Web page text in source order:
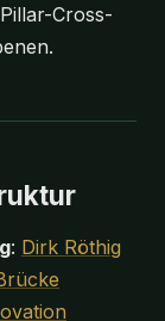
Cross-
: Dirk Röthig